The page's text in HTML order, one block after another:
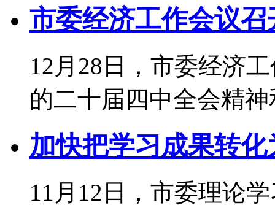
市委经济工作会议
12月28日，市委经济
的二十届四中全会精
加快把学习成果转
11月12日，市委理论